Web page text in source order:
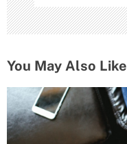
You May Also Like